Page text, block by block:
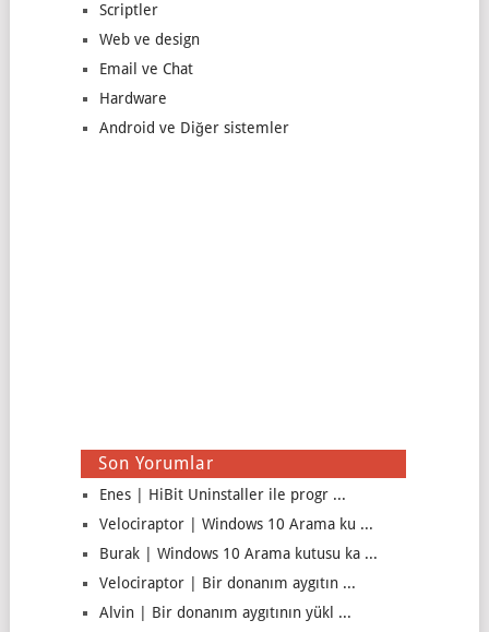
Scriptler
Web ve design
Email ve Chat
Hardware
Android ve Diğer sistemler
Son Yorumlar
Enes | HiBit Uninstaller ile progr ...
Velociraptor | Windows 10 Arama ku ...
Burak | Windows 10 Arama kutusu ka ...
Velociraptor | Bir donanım aygıtın ...
Alvin | Bir donanım aygıtının yükl ...